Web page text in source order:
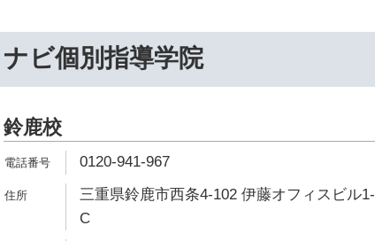
ナビ個別指導学院
鈴鹿校
0120-941-967
三重県鈴鹿市西条4-102 伊藤オフィスビル1-
C